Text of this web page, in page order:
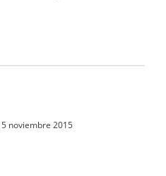
5 noviembre 2015